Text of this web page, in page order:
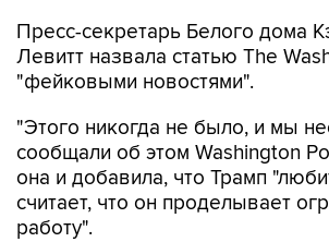
Пресс-секретарь Белого дома
Левитт назвала статью The
"фейковыми новостями".
"Этого никогда не было, и мы
сообщали об этом Washington
она и добавила, что Трамп
считает, что он проделывает
работу".